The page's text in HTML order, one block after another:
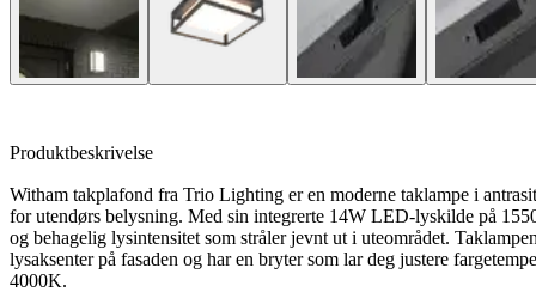
Produktbeskrivelse
Witham takplafond fra Trio Lighting er en moderne taklampe i
for utendørs belysning. Med sin integrerte 14W LED-lyskilde på
og behagelig lysintensitet som stråler jevnt ut i uteområdet.
lysaksenter på fasaden og har en bryter som lar deg justere
4000K.